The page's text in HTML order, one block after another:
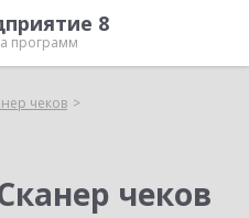
8
программ
чеков
чеков